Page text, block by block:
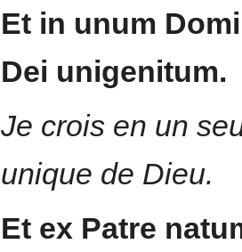
Et in unum
Dei unigenitum.
Je crois en un
unique de Dieu.
Et ex Patre